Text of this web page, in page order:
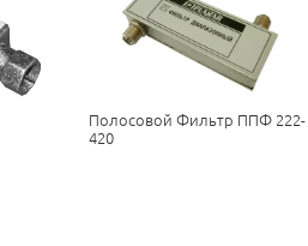
Полосовой Фильтр ППФ 222-
420